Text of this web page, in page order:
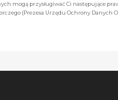
mogą przysługiwać Ci następujące
(Prezesa Urzędu Ochrony Danych